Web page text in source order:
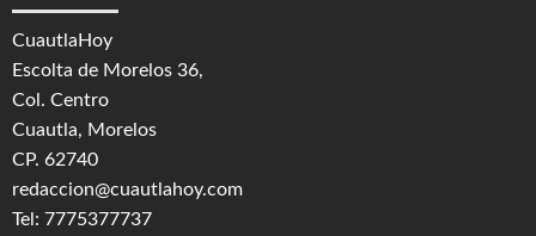
CuautlaHoy
Escolta de Morelos 36,
Col. Centro
Cuautla, Morelos
CP. 62740
redaccion@cuautlahoy.com
Tel: 7775377737